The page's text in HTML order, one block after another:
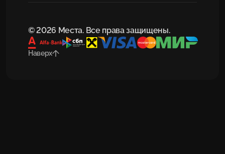
© 2026 Места. Все права защищены.
Наверх